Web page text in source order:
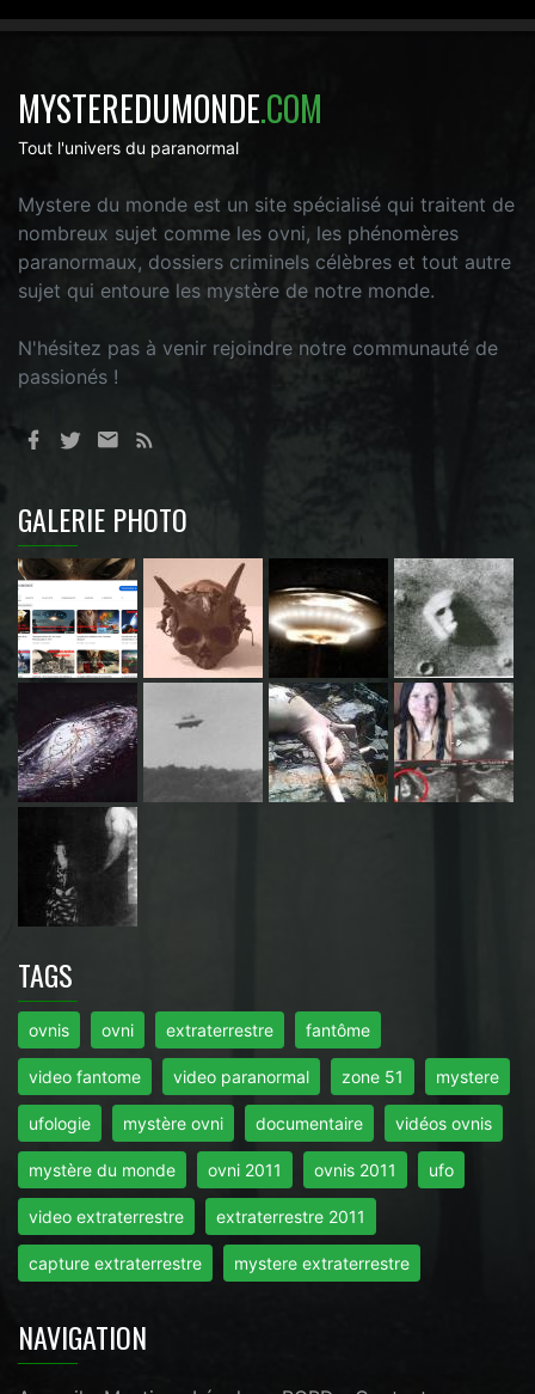
MYSTEREDUMONDE.COM
Tout l'univers du paranormal
Mystere du monde est un site spécialisé qui traitent de
nombreux sujet comme les ovni, les phénomères
paranormaux, dossiers criminels célèbres et tout autre
sujet qui entoure les mystère de notre monde.
N'hésitez pas à venir rejoindre notre communauté de
passionés !
GALERIE PHOTO
TAGS
ovnis ovni extraterrestre fantôme
video fantome video paranormal zone 51 mystere
ufologie mystère ovni documentaire vidéos ovnis
mystère du monde ovni 2011 ovnis 2011 ufo
video extraterrestre extraterrestre 2011
capture extraterrestre mystere extraterrestre
NAVIGATION